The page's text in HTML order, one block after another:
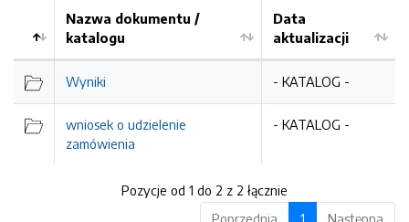
Nazwa dokumentu /
katalogu
Data
aktualizacji
Wyniki - KATALOG -
wniosek o udzielenie
zamówienia
- KATALOG -
Pozycje od 1 do 2 z 2 łącznie
Poprzednia
1 Następna